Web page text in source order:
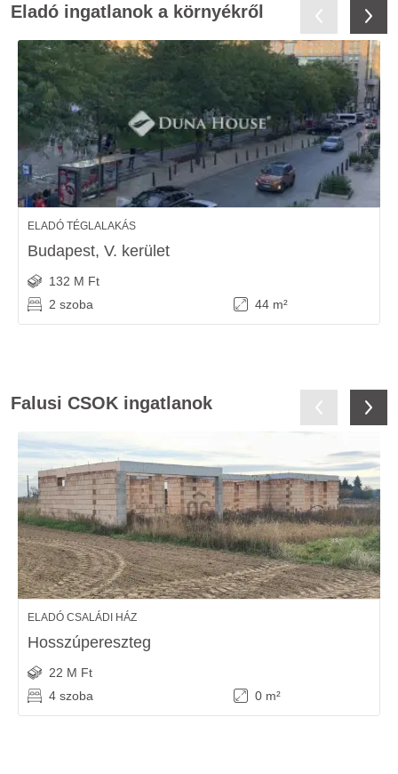
Eladó ingatlanok a környékről
ELADÓ TÉGLALAKÁS
Budapest, V. kerület
132 M Ft
2 szoba
44 m²
Falusi CSOK ingatlanok
ELADÓ CSALÁDI HÁZ
Hosszúpereszteg
22 M Ft
4 szoba
0 m²